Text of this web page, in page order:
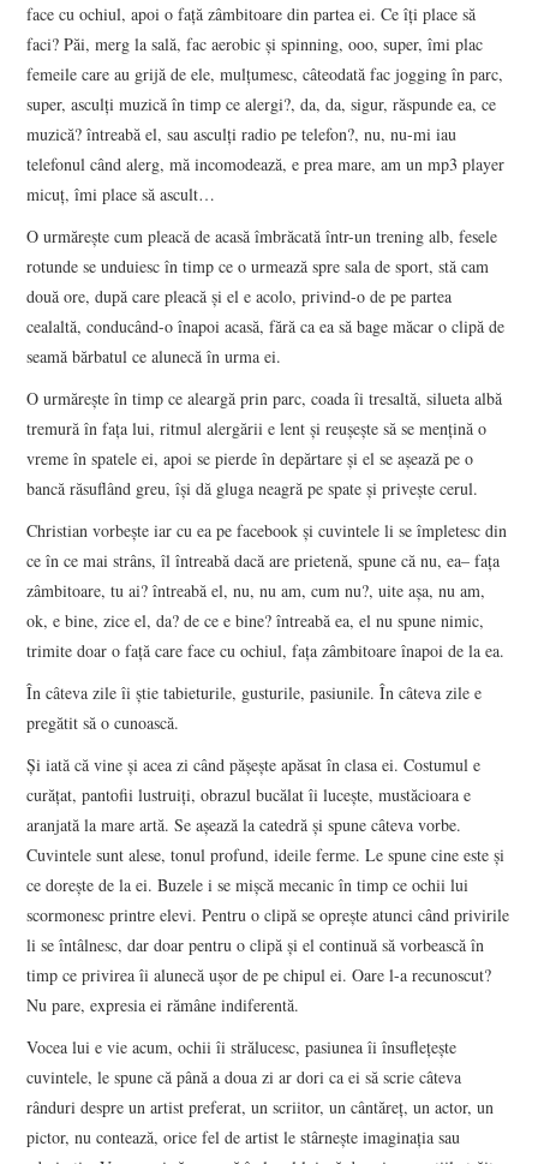
face cu ochiul, apoi o faţă zâmbitoare din partea ei. Ce îţi place să
faci? Păi, merg la sală, fac aerobic şi spinning, ooo, super, îmi plac
femeile care au grijă de ele, mulţumesc, câteodată fac jogging în parc,
super, asculţi muzică în timp ce alergi?, da, da, sigur, răspunde ea, ce
muzică? întreabă el, sau asculţi radio pe telefon?, nu, nu-mi iau
telefonul când alerg, mă incomodează, e prea mare, am un mp3 player
micuţ, îmi place să ascult…
O urmăreşte cum pleacă de acasă îmbrăcată într-un trening alb, fesele
rotunde se unduiesc în timp ce o urmează spre sala de sport, stă cam
două ore, după care pleacă şi el e acolo, privind-o de pe partea
cealaltă, conducând-o înapoi acasă, fără ca ea să bage măcar o clipă de
seamă bărbatul ce alunecă în urma ei.
O urmăreşte în timp ce aleargă prin parc, coada îi tresaltă, silueta albă
tremură în faţa lui, ritmul alergării e lent şi reuşeşte să se menţină o
vreme în spatele ei, apoi se pierde în depărtare şi el se aşează pe o
bancă răsuflând greu, îşi dă gluga neagră pe spate şi priveşte cerul.
Christian vorbeşte iar cu ea pe facebook şi cuvintele li se împletesc din
ce în ce mai strâns, îl întreabă dacă are prietenă, spune că nu, ea– faţa
zâmbitoare, tu ai? întreabă el, nu, nu am, cum nu?, uite aşa, nu am,
ok, e bine, zice el, da? de ce e bine? întreabă ea, el nu spune nimic,
trimite doar o faţă care face cu ochiul, faţa zâmbitoare înapoi de la ea.
În câteva zile îi ştie tabieturile, gusturile, pasiunile. În câteva zile e
pregătit să o cunoască.
Şi iată că vine şi acea zi când păşeşte apăsat în clasa ei. Costumul e
curăţat, pantofii lustruiţi, obrazul bucălat îi luceşte, mustăcioara e
aranjată la mare artă. Se aşează la catedră şi spune câteva vorbe.
Cuvintele sunt alese, tonul profund, ideile ferme. Le spune cine este şi
ce doreşte de la ei. Buzele i se mişcă mecanic în timp ce ochii lui
scormonesc printre elevi. Pentru o clipă se opreşte atunci când privirile
li se întâlnesc, dar doar pentru o clipă şi el continuă să vorbească în
timp ce privirea îi alunecă uşor de pe chipul ei. Oare l-a recunoscut?
Nu pare, expresia ei rămâne indiferentă.
Vocea lui e vie acum, ochii îi strălucesc, pasiunea îi însufleţeşte
cuvintele, le spune că până a doua zi ar dori ca ei să scrie câteva
rânduri despre un artist preferat, un scriitor, un cântăreţ, un actor, un
pictor, nu contează, orice fel de artist le stârneşte imaginaţia sau